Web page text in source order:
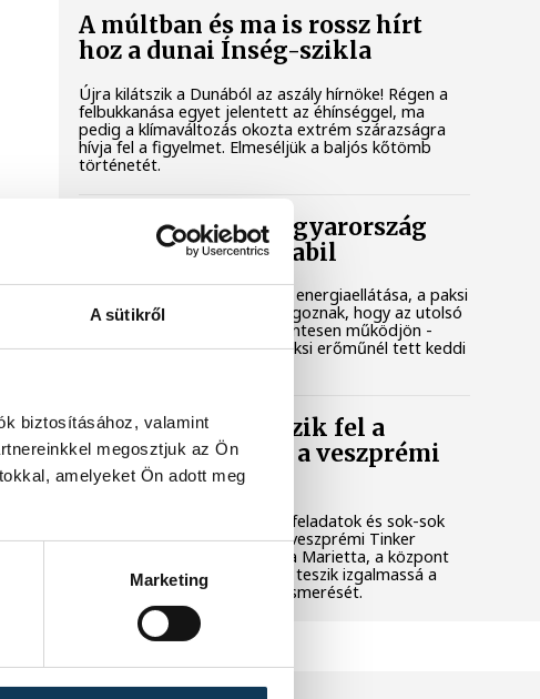
A sütikről
biztosításához, valamint
megosztjuk az Ön
amelyeket Ön adott meg
Marketing
A múltban és ma is rossz hírt
hoz a dunai Ínség-szikla
Újra kilátszik a Dunából az aszály hírnöke! Régen a
felbukkanása egyet jelentett az éhínséggel, ma
pedig a klímaváltozás okozta extrém szárazságra
hívja fel a figyelmet. Elmeséljük a baljós kőtömb
történetét.
Magyar Péter: Magyarország
energiaellátása stabil
Jelenleg stabil Magyarország energiaellátása, a paksi
erőmű munkatársai azon dolgoznak, hogy az utolsó
még termelő turbina hibamentesen működjön -
közölte a miniszterelnök a paksi erőműnél tett keddi
Játék közben fedezik fel a
tudomány világát a veszprémi
gyerekek
Látványos kísérletek, kreatív feladatok és sok-sok
élmény várja a gyerekeket a veszprémi Tinker
Labsben. Videónkban Balassa Marietta, a központ
vezetője mutatja be, hogyan teszik izgalmassá a
természettudományok megismerését.